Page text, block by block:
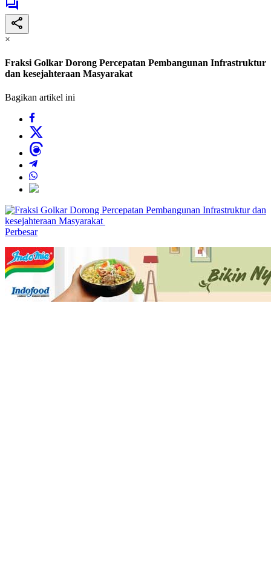
×
Fraksi Golkar Dorong Percepatan Pembangunan Infrastruktur
dan kesejahteraan Masyarakat
Bagikan artikel ini
Perbesar